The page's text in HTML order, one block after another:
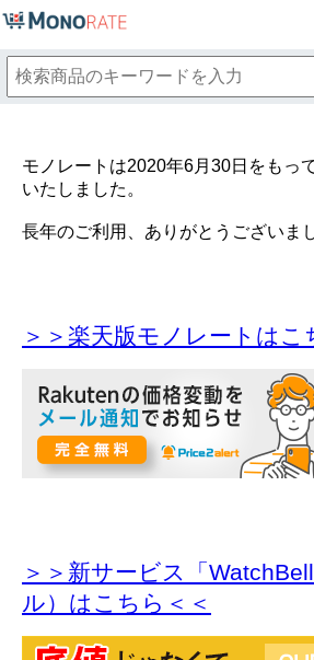
モノレートは2020年6月30日をもっ
いたしました。
長年のご利用、ありがとうございま
＞＞楽天版モノレートはこ
＞＞新サービス「
ル）はこちら＜＜